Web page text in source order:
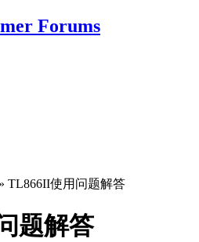
» TL866II使用问题解答
题解答